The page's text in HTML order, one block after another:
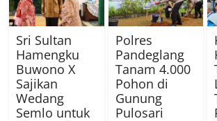
Sri Sultan
Hamengku
Buwono X
Sajikan
Wedang
Semlo untuk
Polres
Pandeglang
Tanam 4.000
Pohon di
Gunung
Pulosari